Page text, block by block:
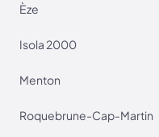
Èze
Isola 2000
Menton
Roquebrune-Cap-Martin